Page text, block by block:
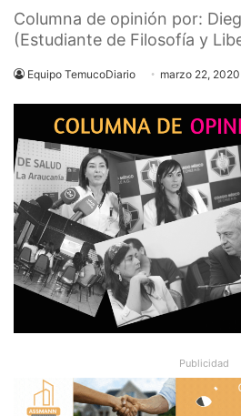
Columna de opinión por:
(Estudiante de Filosofía y
Equipo TemucoDiario marzo 22, 2020
Publicidad